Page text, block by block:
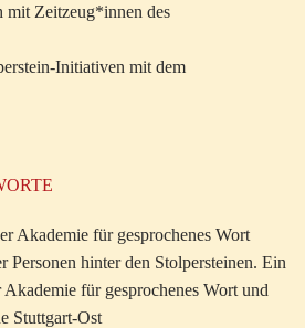
mit Zeitzeug*innen des
Initiativen mit dem
Akademie für gesprochenes Wort
Personen hinter den Stolpersteinen. Ein
Akademie für gesprochenes Wort und
Stuttgart-Ost